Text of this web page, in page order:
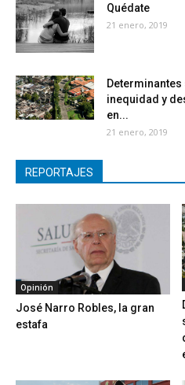
Quédate
21 enero, 2019
inequidad y
en...
21 enero, 2019
REPORTAJES
Opinión
José Narro Robles, la gran
estafa